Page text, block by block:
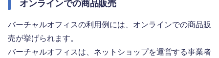
オンラインでの商品販売
バーチャルオフィスの利用例には、オンラインでの商品販
売が挙げられます。
バーチャルオフィスは、ネットショップを運営する事業者